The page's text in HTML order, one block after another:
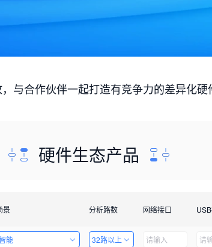
与合作伙伴一起打造有竞争力的差异化硬
硬件生态产品
景 分析路数 网络接口
能 32路以上